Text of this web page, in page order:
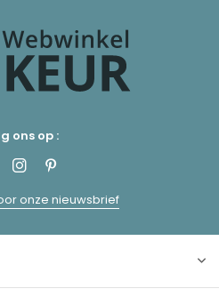
ons op :
onze nieuwsbrief